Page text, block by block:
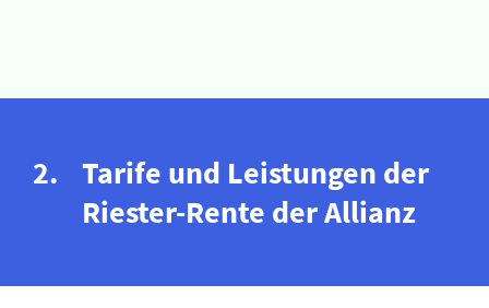
Tarife und Leistungen der
Riester-Rente der Allianz